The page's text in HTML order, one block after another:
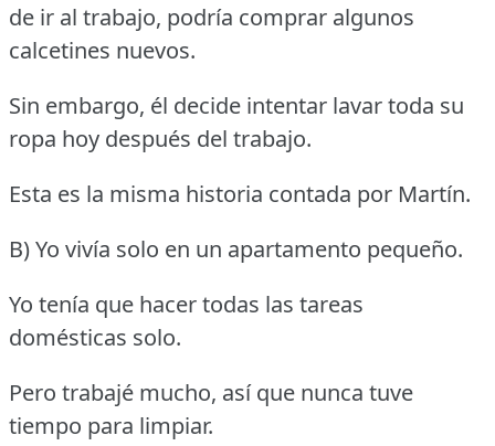
de ir al trabajo, podría comprar algunos
calcetines nuevos.
Sin embargo, él decide intentar lavar toda su
ropa hoy después del trabajo.
Esta es la misma historia contada por Martín.
B) Yo vivía solo en un apartamento pequeño.
Yo tenía que hacer todas las tareas
domésticas solo.
Pero trabajé mucho, así que nunca tuve
tiempo para limpiar.